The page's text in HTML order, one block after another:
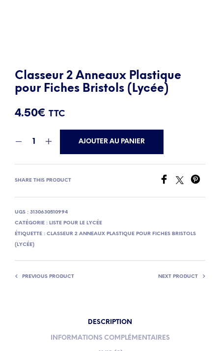
Classeur 2 Anneaux Plastique
pour Fiches Bristols (Lycée)
4.50€ TTC
AJOUTER AU PANIER
SHARE THIS PRODUCT
UGS : 3130630510994
CATÉGORIE : LISTE POUR LE LYCÉE
ÉTIQUETTE : CLASSEUR 2 ANNEAUX PLASTIQUE POUR FICHES BRISTOLS
(LYCÉE)
PREVIOUS PRODUCT NEXT PRODUCT
DESCRIPTION
INFORMATIONS COMPLÉMENTAIRES